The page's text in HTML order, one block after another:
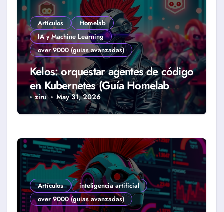
Artículos
Homelab
IA y Machine Learning
over 9000 (guias avanzadas)
Kelos: orquestar agentes de código
en Kubernetes (Guía Homelab
2026)
ziru May 31, 2026
Artículos
inteligencia artificial
over 9000 (guias avanzadas)